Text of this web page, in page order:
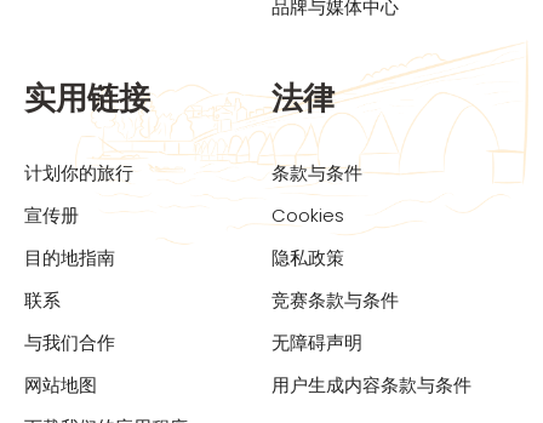
品牌与媒体中心
实用链接
计划你的旅行
宣传册
目的地指南
联系
与我们合作
网站地图
法律
条款与条件
Cookies
隐私政策
竞赛条款与条件
无障碍声明
用户生成内容条款与条件